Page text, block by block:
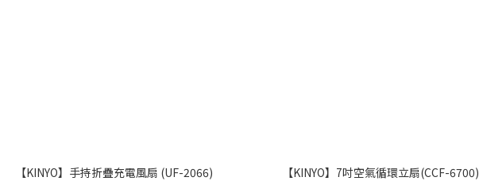
【KINYO】手持折疊充電風扇 (UF-2066) 【KINYO】7吋空氣循環立扇(CCF-6700)